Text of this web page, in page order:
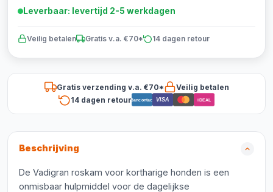
Leverbaar: levertijd 2-5 werkdagen
Veilig betalen Gratis v.a. €70* 14 dagen retour
Gratis verzending v.a. €70*
Veilig betalen
14 dagen retourBancontact VISA iDEAL
Beschrijving
De Vadigran roskam voor kortharige honden is een
onmisbaar hulpmiddel voor de dagelijkse